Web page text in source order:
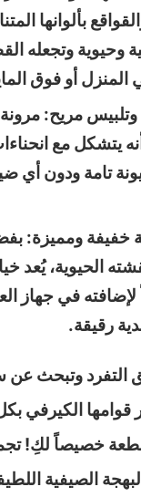
بألوانها
وحيوية وتجعله
المنزل أو فوق
مريح: مرونة
يتشكل مع
تامة ودون أي
خفيفة ومميزة:
الحيوية، يُعد
لإضافته في جهاز
رقيقة.
التفرد وتبحث
الكيرفي
خصيصاً لكِ!
الصيفية